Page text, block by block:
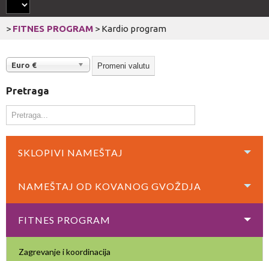
> FITNES PROGRAM > Kardio program
Euro €
Pretraga
SKLOPIVI NAMEŠTAJ
NAMEŠTAJ OD KOVANOG GVOŽDJA
FITNES PROGRAM
Zagrevanje i koordinacija